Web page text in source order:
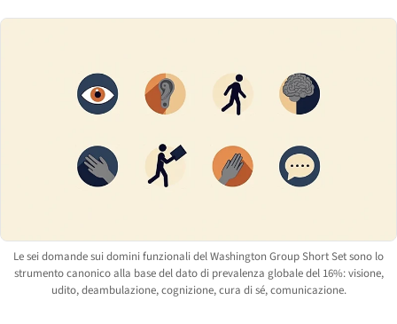
Le sei domande sui domini funzionali del Washington Group Short Set sono lo
strumento canonico alla base del dato di prevalenza globale del 16%: visione,
udito, deambulazione, cognizione, cura di sé, comunicazione.